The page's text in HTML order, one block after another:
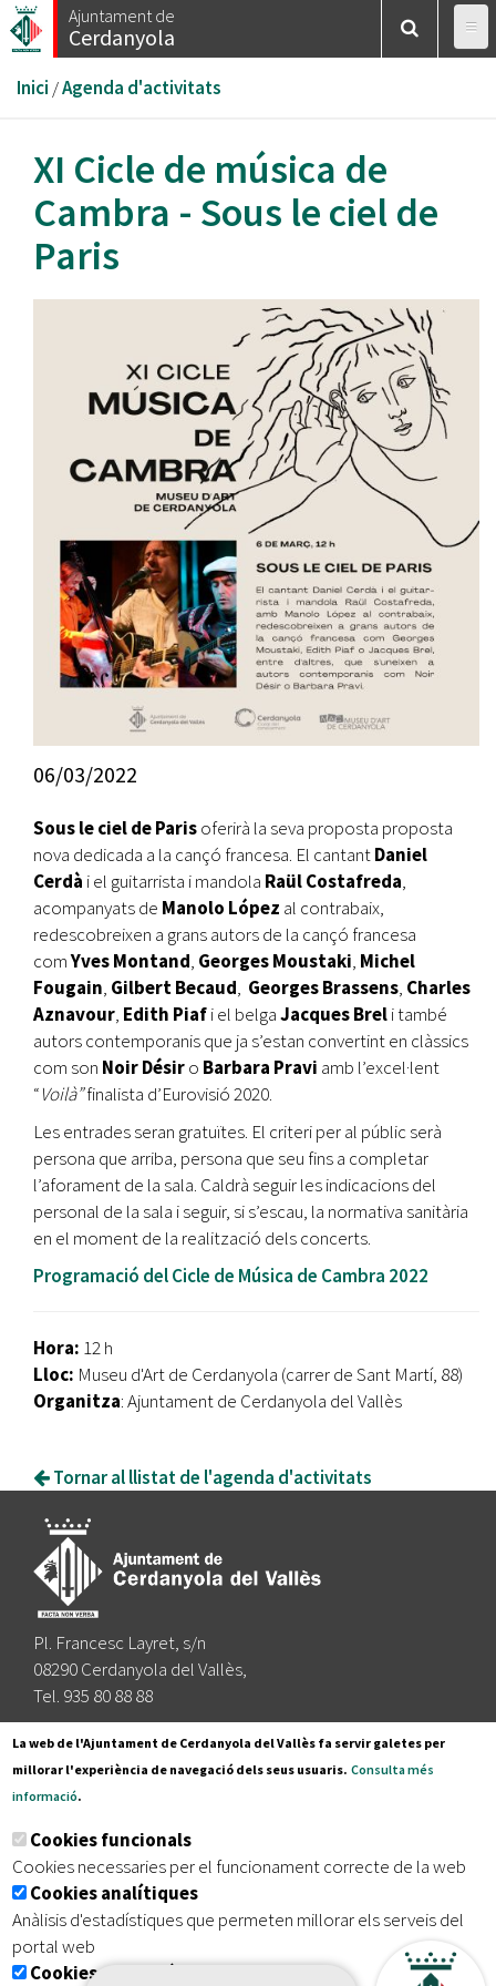
Vés
al
Ajuntament de
Cerdanyola
Esteu
aquí
Inici /Agenda d'activitats
XI Cicle de música de
Cambra - Sous le ciel de
Paris
06/03/2022
Sous le ciel de Parisoferirà la seva proposta proposta
nova dedicada a la cançó francesa. El cantantDaniel
Cerdà i el guitarrista i mandola Raül Costafreda,
acompanyats de Manolo López al contrabaix,
redescobreixen a grans autors de la cançó francesa
comYves Montand, Georges Moustaki, Michel
Fougain, Gilbert Becaud, Georges Brassens, Charles
Aznavour, Edith Piafi el belgaJacques Breli també
autors contemporanis que ja s’estan convertint en clàssics
com son Noir Désiro Barbara Pravi amb l’excel·lent
“Voilà”finalista d’Eurovisió 2020.
Les entrades seran gratuïtes. El criteri per al públic serà
persona que arriba, persona que seu fins a completar
l’aforament de la sala. Caldrà seguir les indicacions del
personal de la sala i seguir, si s’escau, la normativa sanitària
en el moment de la realització dels concerts.
Programació del Cicle de Música de Cambra 2022
Hora: 12 h
Lloc: Museu d'Art de Cerdanyola (carrer de Sant Martí, 88)
Organitza: Ajuntament de Cerdanyola del Vallès
Tornar al llistat de l'agenda d'activitats
Pl. Francesc Layret, s/n
08290 Cerdanyola del Vallès,
Tel. 935 80 88 88
Segueix-nos a:
Subscriu-te al nostre butlletí
Inici | Avís legal | Protecció de dades
| Accessibilitat
La web de l'Ajuntament de Cerdanyola del Vallès fa servir galetes per
millorar l'experiència de navegació dels seus usuaris. Consulta més
informació.
Cookies funcionals
Cookies necessaries per el funcionament correcte de la web
Cookies analítiques
Anàlisis d'estadístiques que permeten millorar els serveis del
portal web
Cookies publicitàries